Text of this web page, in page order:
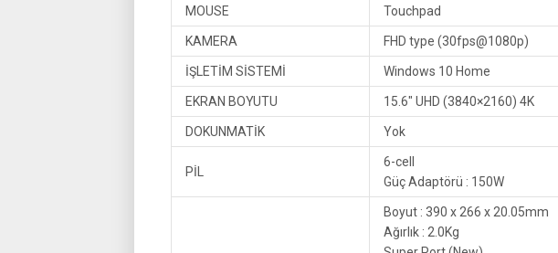
MOUSE Touchpad
KAMERA FHD type (30fps@1080p)
İŞLETİM SİSTEMİ Windows 10 Home
EKRAN BOYUTU 15.6″ UHD (3840×2160) 4K
DOKUNMATİK Yok
PİL
6-cell
Güç Adaptörü : 150W
Boyut : 390 x 266 x 20.05mm
Ağırlık : 2.0Kg